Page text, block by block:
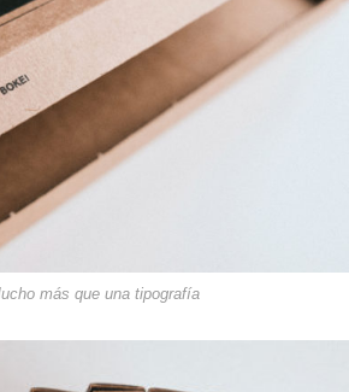
más que una tipografía